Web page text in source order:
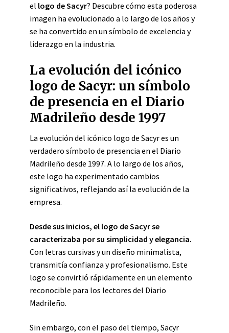
el logo de Sacyr? Descubre cómo esta poderosa
imagen ha evolucionado a lo largo de los años y
se ha convertido en un símbolo de excelencia y
liderazgo en la industria.
La evolución del icónico
logo de Sacyr: un símbolo
de presencia en el Diario
Madrileño desde 1997
La evolución del icónico logo de Sacyr es un
verdadero símbolo de presencia en el Diario
Madrileño desde 1997. A lo largo de los años,
este logo ha experimentado cambios
significativos, reflejando así la evolución de la
empresa.
Desde sus inicios, el logo de Sacyr se
caracterizaba por su simplicidad y elegancia.
Con letras cursivas y un diseño minimalista,
transmitía confianza y profesionalismo. Este
logo se convirtió rápidamente en un elemento
reconocible para los lectores del Diario
Madrileño.
Sin embargo, con el paso del tiempo, Sacyr